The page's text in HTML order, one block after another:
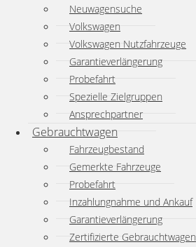
Neuwagensuche
Volkswagen
Volkswagen Nutzfahrzeuge
Garantieverlängerung
Probefahrt
Spezielle Zielgruppen
Ansprechpartner
Gebrauchtwagen
Fahrzeugbestand
Gemerkte Fahrzeuge
Probefahrt
Inzahlungnahme und Ankauf
Garantieverlängerung
Zertifizierte Gebrauchtwagen